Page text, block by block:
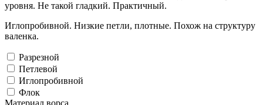
уровня. Не такой гладкий. Практичный.
Иглопробивной. Низкие петли, плотные. Похож на структуру
валенка.
Разрезной
Петлевой
Иглопробивной
Флок
Материал ворса